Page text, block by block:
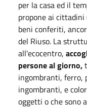
per la casa ed il
propone ai
beni conferiti,
del Riuso. La
all'ecocentro,
persone al giorno,
ingombranti, ferro,
ingombranti, e
oggetti o che sono